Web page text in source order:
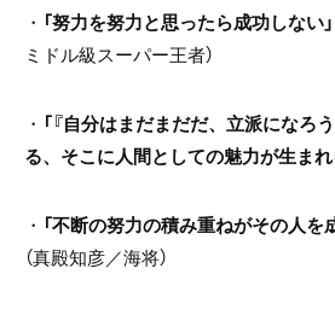
・ 「努力を努力と思ったら成功しない」
ミドル級スーパー王者）
・ 「『自分はまだまだだ、立派になろ
る、そこに人間としての魅力が生まれ
・ 「不断の努力の積み重ねがその人を
（真殿知彦／海将）